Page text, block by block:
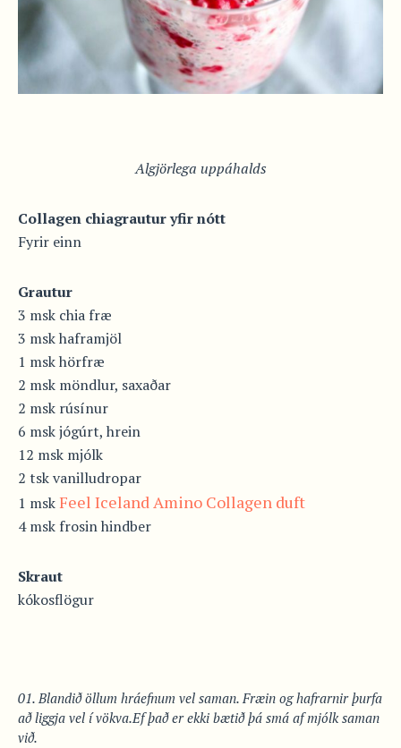
Algjörlega uppáhalds
Collagen chiagrautur yfir nótt
Fyrir einn
Grautur
3 msk chia fræ
3 msk haframjöl
1 msk hörfræ
2 msk möndlur, saxaðar
2 msk rúsínur
6 msk jógúrt, hrein
12 msk mjólk
2 tsk vanilludropar
1 mskFeel Iceland Amino Collagen duft
4 msk frosin hindber
Skraut
kókosflögur
Blandið öllum hráefnum vel saman. Fræin og hafrarnir þurfa
að liggja vel í vökva.Ef það er ekki bætið þá smá af mjólk saman
við.